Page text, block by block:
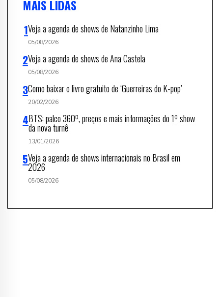
MAIS LIDAS
Veja a agenda de shows de Natanzinho Lima
05/08/2026
Veja a agenda de shows de Ana Castela
05/08/2026
Como baixar o livro gratuito de ‘Guerreiras do K-pop’
20/02/2026
BTS: palco 360º, preços e mais informações do 1º show
da nova turnê
13/01/2026
Veja a agenda de shows internacionais no Brasil em
2026
05/08/2026